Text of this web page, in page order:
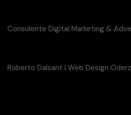
Consulente Digital Marketing &
Roberto Dalsant | Web Design